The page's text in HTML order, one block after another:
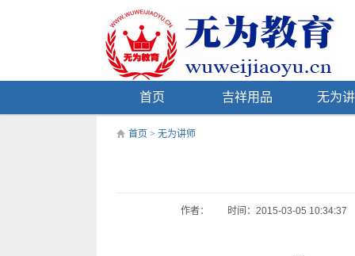
首页 吉祥用品 无为
首页 > 无为讲师
作者： 时间：2015-03-05 10:34:37